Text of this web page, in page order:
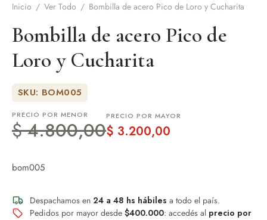
Inicio / Ver Todo / Bombilla de acero Pico de Loro y Cucharita
Bombilla de acero Pico de
Loro y Cucharita
SKU: BOM005
PRECIO POR MENOR
$4.800,00
PRECIO POR MAYOR
$ 3.200,00
bom005
Despachamos en 24 a 48 hs hábiles a todo el país.
Pedidos por mayor desde $400.000: accedés al precio por
Asado y vino
y accesorios